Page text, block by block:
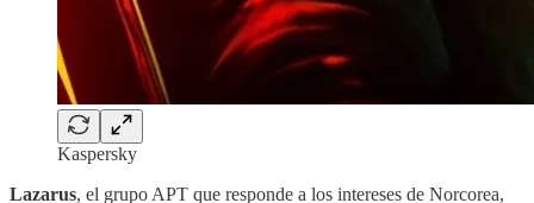
Kaspersky
Lazarus, el grupo APT que responde a los intereses de Norcorea,